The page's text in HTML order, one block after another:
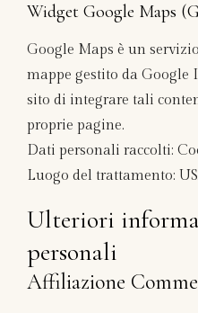
Widget Google Maps
Google Maps è un
mappe gestito da Google
sito di integrare tali
proprie pagine.
Dati personali raccolti:
Luogo del trattamento:
Ulteriori
personali
Affiliazione